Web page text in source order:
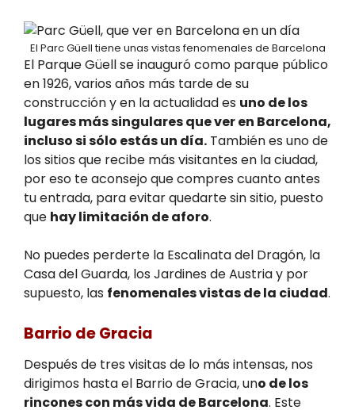
El Parc Güell tiene unas vistas fenomenales de Barcelona
El Parque Güell se inauguró como parque público
en 1926, varios años más tarde de su
construcción y en la actualidad es uno de los
lugares más singulares que ver en Barcelona,
incluso si sólo estás un día. También es uno de
los sitios que recibe más visitantes en la ciudad,
por eso te aconsejo que compres cuanto antes
tu entrada, para evitar quedarte sin sitio, puesto
que hay limitación de aforo.
No puedes perderte la Escalinata del Dragón, la
Casa del Guarda, los Jardines de Austria y por
supuesto, las fenomenales vistas de la ciudad.
Barrio de Gracia
Después de tres visitas de lo más intensas, nos
dirigimos hasta el Barrio de Gracia, uno de los
rincones con más vida de Barcelona. Este